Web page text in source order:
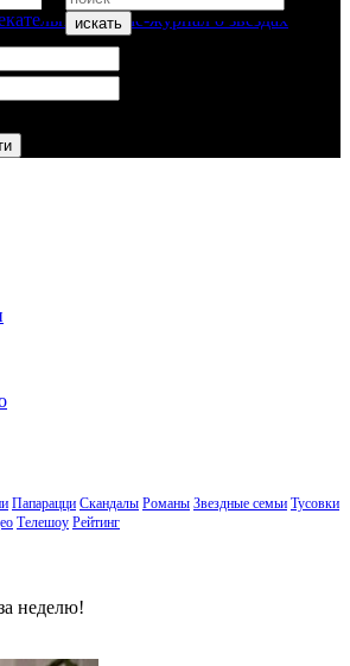
искать
Папарацци Скандалы Романы Звездные семьи Тусовки
Телешоу Рейтинг
неделю!